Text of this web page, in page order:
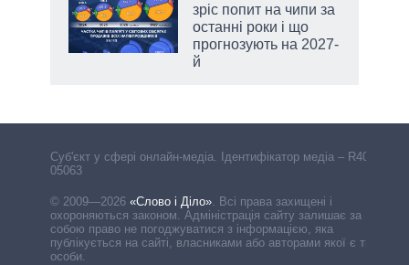
зріс попит на чипи за
останні роки і що
прогнозують на 2027-
й
Cуб'єкт у сфері онлайн-медіа. Ідентифікатор медіа – R40-
05063
© 2009—2026 «Слово і Діло». Всі права захищені і
охороняються законом. Адміністрація сайту залишає за
собою право не погоджуватися з інформацією, яка
публікується на сайті, власниками або авторами якої є треті
особи.